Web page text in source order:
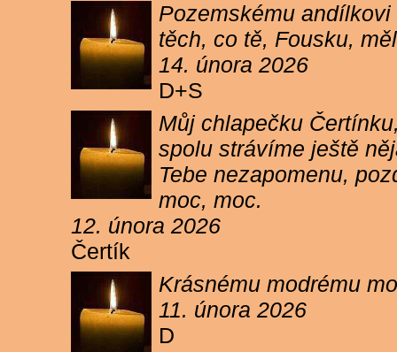
Pozemskému
těch, co tě, Fousku,
14. února 2026
D+S
Můj chlapečku
spolu strávíme ještě
Tebe nezapomenu,
moc, moc.
12. února 2026
Čertík
Krásnému modrému
11. února 2026
D